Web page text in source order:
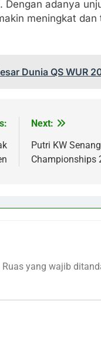
adanya
meningkat
Dunia QS WUR
Next:
Putri KW
Championships
Ruas yang wajib